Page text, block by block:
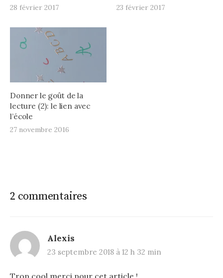
28 février 2017 23 février 2017
Donner le goût de la
lecture (2): le lien avec
l’école
27 novembre 2016
2 commentaires
Alexis
23 septembre 2018 à 12 h 32 min